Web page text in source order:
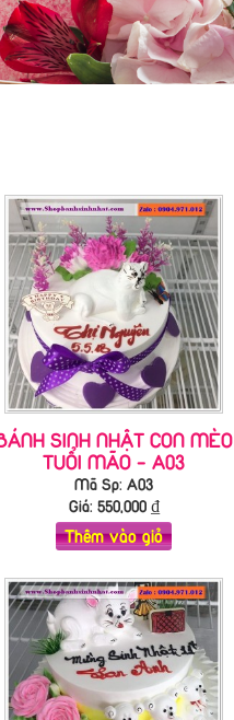
SINH NHẬT CON MÈO
TUỔI MÃO - A03
Mã Sp: A03
Giá: 550,000₫
Thêm vào giỏ